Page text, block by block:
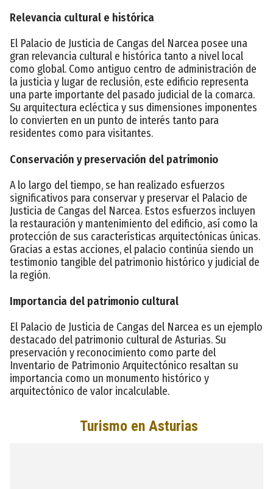
Relevancia cultural e histórica
El Palacio de Justicia de Cangas del Narcea posee una
gran relevancia cultural e histórica tanto a nivel local
como global. Como antiguo centro de administración de
la justicia y lugar de reclusión, este edificio representa
una parte importante del pasado judicial de la comarca.
Su arquitectura ecléctica y sus dimensiones imponentes
lo convierten en un punto de interés tanto para
residentes como para visitantes.
Conservación y preservación del patrimonio
A lo largo del tiempo, se han realizado esfuerzos
significativos para conservar y preservar el Palacio de
Justicia de Cangas del Narcea. Estos esfuerzos incluyen
la restauración y mantenimiento del edificio, así como la
protección de sus características arquitectónicas únicas.
Gracias a estas acciones, el palacio continúa siendo un
testimonio tangible del patrimonio histórico y judicial de
la región.
Importancia del patrimonio cultural
El Palacio de Justicia de Cangas del Narcea es un ejemplo
destacado del patrimonio cultural de Asturias. Su
preservación y reconocimiento como parte del
Inventario de Patrimonio Arquitectónico resaltan su
importancia como un monumento histórico y
arquitectónico de valor incalculable.